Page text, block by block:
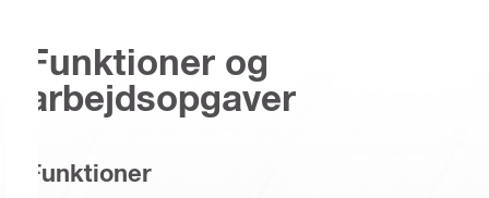
Funktioner og
arbejdsopgaver
Funktioner